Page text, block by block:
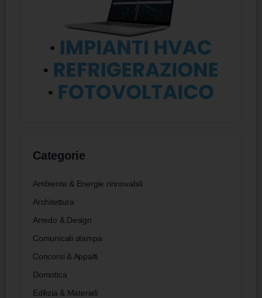
Categorie
Ambiente & Energie rinnovabili
Architettura
Arredo & Design
Comunicati stampa
Concorsi & Appalti
Domotica
Edilizia & Materiali